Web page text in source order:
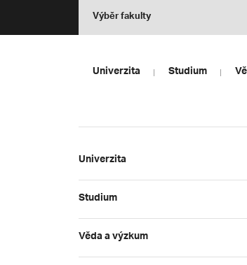
Výběr fakulty
Univerzita Studium
Univerzita
Studium
Věda a výzkum